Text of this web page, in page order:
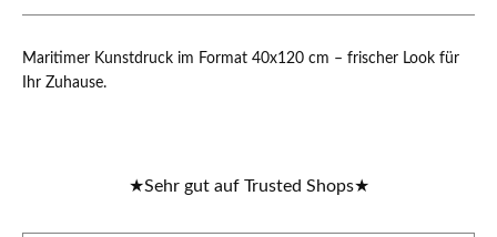
Maritimer Kunstdruck im Format 40x120 cm – frischer Look für
Ihr Zuhause.
★Sehr gut auf Trusted Shops★